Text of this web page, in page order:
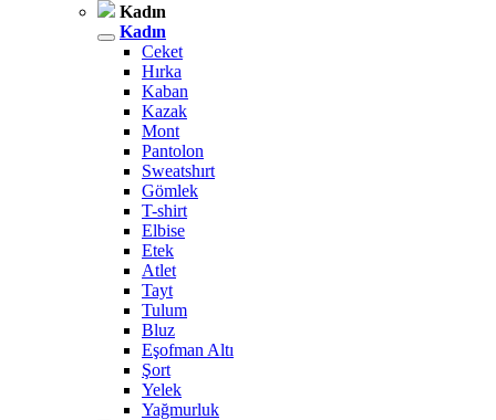
Kadın
Kadın
Ceket
Hırka
Kaban
Kazak
Mont
Pantolon
Sweatshırt
Gömlek
T-shirt
Elbise
Etek
Atlet
Tayt
Tulum
Bluz
Eşofman Altı
Şort
Yelek
Yağmurluk